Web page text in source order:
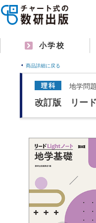
小学校
商品詳細に戻る
地学問
改訂版 リー